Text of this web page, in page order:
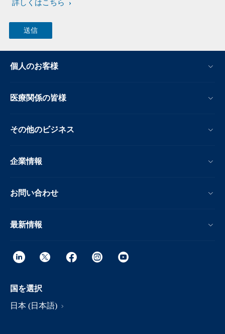
詳しくはこちら
個人のお客様
医療関係の皆様
その他のビジネス
企業情報
お問い合わせ
最新情報
国を選択
日本 (日本語)